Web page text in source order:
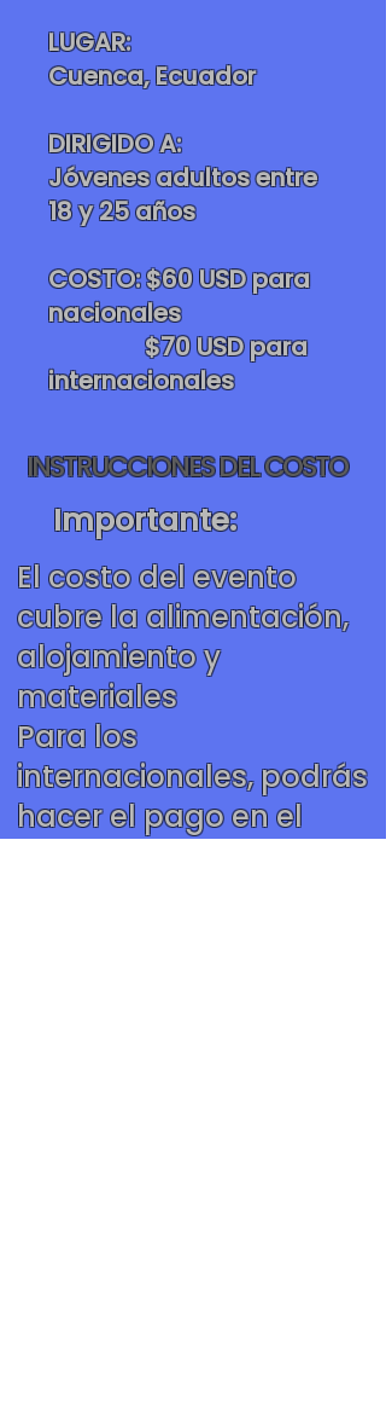
LUGAR:
Cuenca, Ecuador
DIRIGIDO A:
Jóvenes adultos entre
18 y 25 años
COSTO: $60 USD para
nacionales
$70 USD para
internacionales
INSTRUCCIONES DEL COSTO
Importante:
El costo del evento
cubre la alimentación,
alojamiento y
materiales
Para los
internacionales, podrás
hacer el pago en el